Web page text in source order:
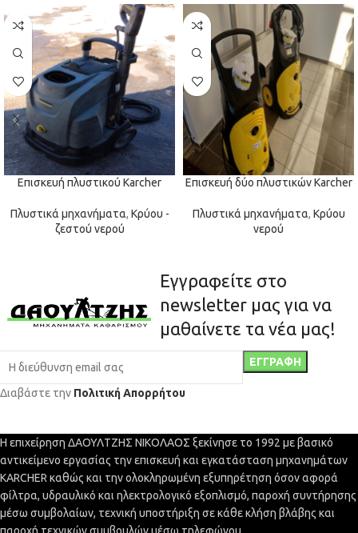
Επισκευή πλυστικού Karcher
Πλυστικά μηχανήματα, Κρύου -
ζεστού νερού
Επισκευή δύο πλυστικών Karcher
Πλυστικά μηχανήματα, Κρύου
νερού
Εγγραφείτε στο
newsletter μας για να
μαθαίνετε τα νέα μας!
Διαβάστε την Πολιτική Απορρήτου
Η επιχείρηση ΔΑΟΥΛΤΖΗΣ ΝΙΚΟΛΑΟΣ ξεκίνησε το 1992 με βασικό
αντικείμενο εργασίας την επισκευή και εγκατάσταση μηχανημάτων
KARCHER καθώς και την ολοκληρωμένη εξυπηρέτηση όσον αφορά
φίλτρα, υδραυλικό και ηλεκτρολογικό εξοπλισμό, παροχή συντήρησης
μέσω συμβολαίων, τεχνική υποστήριξη σε κάθε κλήση βλάβης και
παροχή τεχνικών συμβουλών μέσω τηλεφώνου.